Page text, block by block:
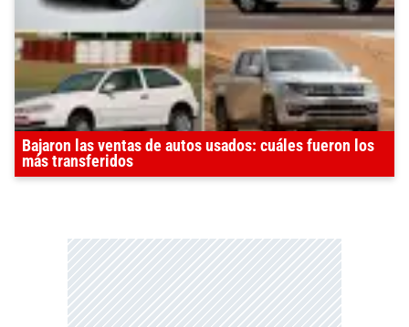
Bajaron las ventas de autos usados: cuáles fueron los
más transferidos